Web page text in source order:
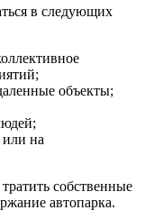
в следующих
объекты;
или на
собственные
автопарка.